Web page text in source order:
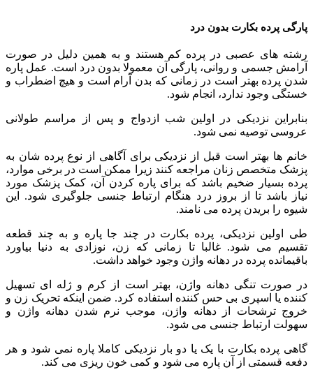
پارگی پرده بکارت بدون درد
رشته های عصبی در پرده کم هستند و به همین دلیل در صورت
آرامش جسمی و روانی، پارگی آن معمولا بدون درد است. عمل پاره
شدن پرده بهتر است در زمانی که بدن آرام است و هیچ اضطراب و
خستگی وجود ندارد، انجام شود.
بنابراین نزدیکی در اولین شب ازدواج و پس از مراسم طولانی
عروسی توصیه نمی شود.
خانم ها بهتر است قبل از نزدیکی برای آگاهی از نوع پرده شان به
پزشک متخصص زنان مراجعه کنند زیرا ممکن است در برخی موارد،
پرده بسیار ضخیم باشد که برای پاره کردن آن، کمک پزشک مورد
نیاز باشد تا از بروز درد هنگام ارتباط جنسی جلوگیری شود. این
شیوه را بریدن پرده می نامند.
طی اولین نزدیکی، پرده بکارت در چند جا پاره و به چند قطعه
تقسیم می شود. غالبا تا زمانی که زن، نوزادی به دنیا بیاورد
باقیمانده پرده در دهانه واژن وجود خواهد داشت.
در صورت تنگی دهانه واژن، بهتر است از کرم و ژله ای تسهیل
کننده یا اسپری بی حس کننده استفاده کرد. ضمن اینکه تحریک زن و
خروج ترشحات از دهانه واژن، موجب نرم شدن دهانه واژن و
سهولت ارتباط جنسی می شود.
گاهی پرده بکارت با یک یا دو بار نزدیکی کاملا پاره نمی شود و هر
دفعه قسمتی از آن پاره می شود و کمی خون ریزی می کند.